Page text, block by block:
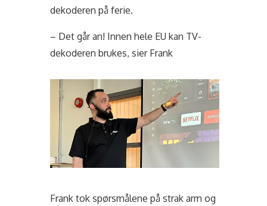
dekoderen på ferie.
– Det går an! Innen hele EU kan TV-
dekoderen brukes, sier Frank
Frank tok spørsmålene på strak arm og